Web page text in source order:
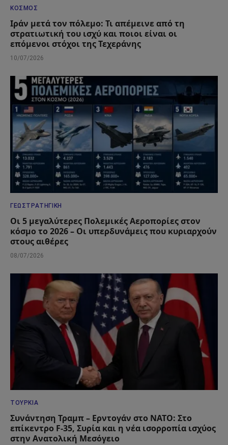
ΚΌΣΜΟΣ
Ιράν μετά τον πόλεμο: Τι απέμεινε από τη
στρατιωτική του ισχύ και ποιοι είναι οι
επόμενοι στόχοι της Τεχεράνης
10/07/2026
ΓΕΩΣΤΡΑΤΗΓΙΚΉ
Οι 5 μεγαλύτερες Πολεμικές Αεροπορίες στον
κόσμο το 2026 – Οι υπερδυνάμεις που κυριαρχούν
στους αιθέρες
08/07/2026
ΤΟΥΡΚΊΑ
Συνάντηση Τραμπ – Ερντογάν στο ΝΑΤΟ: Στο
επίκεντρο F-35, Συρία και η νέα ισορροπία ισχύος
στην Ανατολική Μεσόγειο